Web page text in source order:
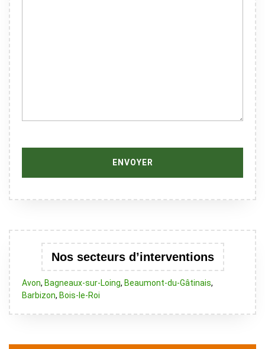
Nos secteurs d’interventions
Avon, Bagneaux-sur-Loing, Beaumont-du-Gâtinais,
Barbizon, Bois-le-Roi